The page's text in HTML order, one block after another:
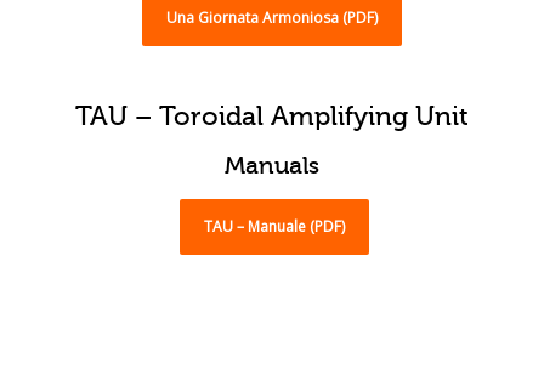
Una Giornata Armoniosa (PDF)
TAU – Toroidal Amplifying Unit
Manuals
TAU – Manuale (PDF)